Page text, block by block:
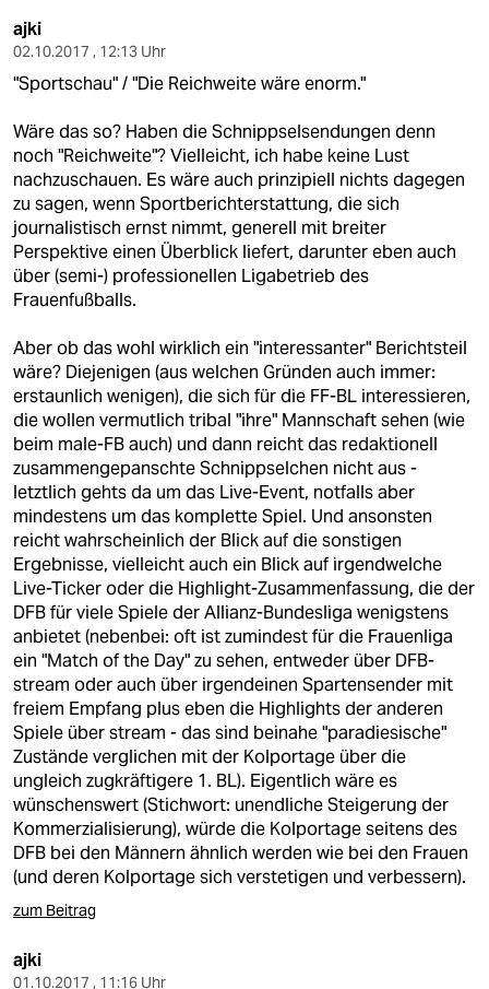
ajki
02.10.2017 , 12:13 Uhr
"Sportschau" / "Die Reichweite wäre enorm."
Wäre das so? Haben die Schnippselsendungen denn
noch "Reichweite"? Vielleicht, ich habe keine Lust
nachzuschauen. Es wäre auch prinzipiell nichts dagegen
zu sagen, wenn Sportberichterstattung, die sich
journalistisch ernst nimmt, generell mit breiter
Perspektive einen Überblick liefert, darunter eben auch
über (semi-) professionellen Ligabetrieb des
Frauenfußballs.
Aber ob das wohl wirklich ein "interessanter" Berichtsteil
wäre? Diejenigen (aus welchen Gründen auch immer:
erstaunlich wenigen), die sich für die FF-BL interessieren,
die wollen vermutlich tribal "ihre" Mannschaft sehen (wie
beim male-FB auch) und dann reicht das redaktionell
zusammengepanschte Schnippselchen nicht aus -
letztlich gehts da um das Live-Event, notfalls aber
mindestens um das komplette Spiel. Und ansonsten
reicht wahrscheinlich der Blick auf die sonstigen
Ergebnisse, vielleicht auch ein Blick auf irgendwelche
Live-Ticker oder die Highlight-Zusammenfassung, die der
DFB für viele Spiele der Allianz-Bundesliga wenigstens
anbietet (nebenbei: oft ist zumindest für die Frauenliga
ein "Match of the Day" zu sehen, entweder über DFB-
stream oder auch über irgendeinen Spartensender mit
freiem Empfang plus eben die Highlights der anderen
Spiele über stream - das sind beinahe "paradiesische"
Zustände verglichen mit der Kolportage über die
ungleich zugkräftigere 1. BL). Eigentlich wäre es
wünschenswert (Stichwort: unendliche Steigerung der
Kommerzialisierung), würde die Kolportage seitens des
DFB bei den Männern ähnlich werden wie bei den Frauen
(und deren Kolportage sich verstetigen und verbessern).
zum Beitrag
ajki
01.10.2017 , 11:16 Uhr